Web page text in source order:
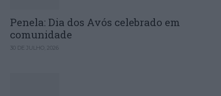
Penela: Dia dos Avós celebrado em
comunidade
30 DE JULHO, 2026